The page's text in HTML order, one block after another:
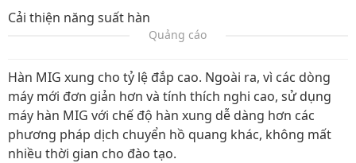
Cải thiện năng suất hàn
Quảng cáo
Hàn MIG xung cho tỷ lệ đắp cao. Ngoài ra, vì các dòng
máy mới đơn giản hơn và tính thích nghi cao, sử dụng
máy hàn MIG với chế độ hàn xung dễ dàng hơn các
phương pháp dịch chuyển hồ quang khác, không mất
nhiều thời gian cho đào tạo.